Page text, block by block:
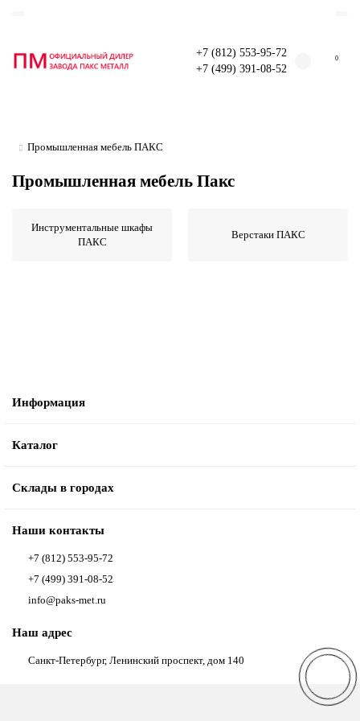
+7 (812) 553-95-72
+7 (499) 391-08-52
0
Промышленная мебель ПАКС
Промышленная мебель Пакс
Инструментальные шкафы
ПАКС
Верстаки ПАКС
Информация
Каталог
Склады в городах
Наши контакты
+7 (812) 553-95-72
+7 (499) 391-08-52
info@paks-met.ru
Наш адрес
Санкт-Петербург, Ленинский проспект, дом 140